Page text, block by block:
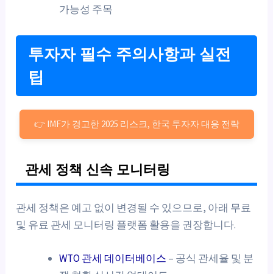
가능성 주목
투자자 필수 주의사항과 실전
팁
👉 IMF가 경고한 2025 리스크, 한국 투자자 대응 전략
관세 정책 신속 모니터링
관세 정책은 예고 없이 변경될 수 있으므로, 아래 무료
및 유료 관세 모니터링 플랫폼 활용을 권장합니다.
WTO 관세 데이터베이스 – 공식 관세율 및 분